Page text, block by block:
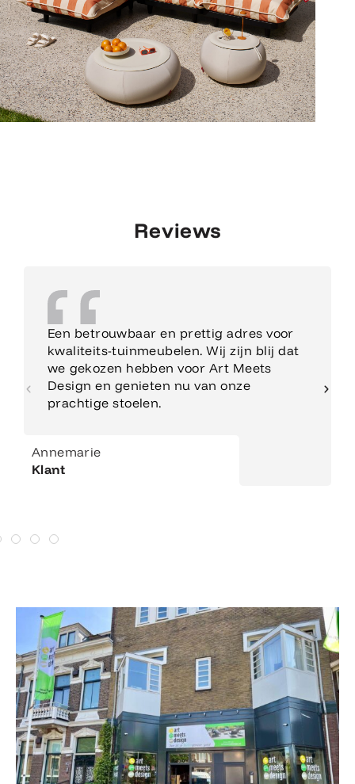
Reviews
Een betrouwbaar en prettig adres voor
kwaliteits-tuinmeubelen. Wij zijn blij dat
we gekozen hebben voor Art Meets
Design en genieten nu van onze
prachtige stoelen.
Annemarie
Klant